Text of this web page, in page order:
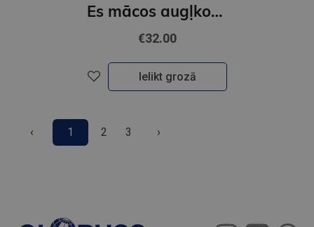
Es mācos augļkopību
€32.00
Ielikt grozā
‹ 1 2 3 ›